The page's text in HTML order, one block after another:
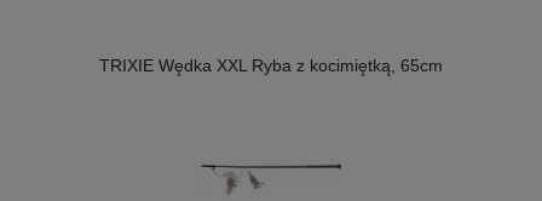
TRIXIE Wędka XXL Ryba z kocimiętką, 65cm